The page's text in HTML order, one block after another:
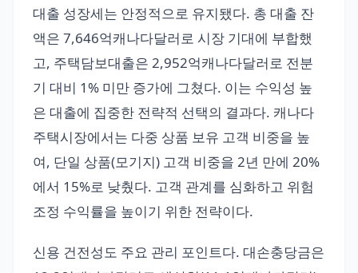
대출 성장세는 안정적으로 유지됐다. 총 대출 잔
액은 7,646억캐나다달러로 시장 기대에 부합했
고, 주택담보대출은 2,952억캐나다달러로 전분
기 대비 1% 미만 증가에 그쳤다. 이는 수익성 높
은 대출에 집중한 전략적 선택의 결과다. 캐나다
주택시장에서는 다중 상품 보유 고객 비중을 높
여, 단일 상품(모기지) 고객 비중을 2년 만에 20%
에서 15%로 낮췄다. 고객 관계를 심화하고 위험
조정 수익률을 높이기 위한 전략이다.
신용 건전성도 주요 관리 포인트다. 대손충당금은